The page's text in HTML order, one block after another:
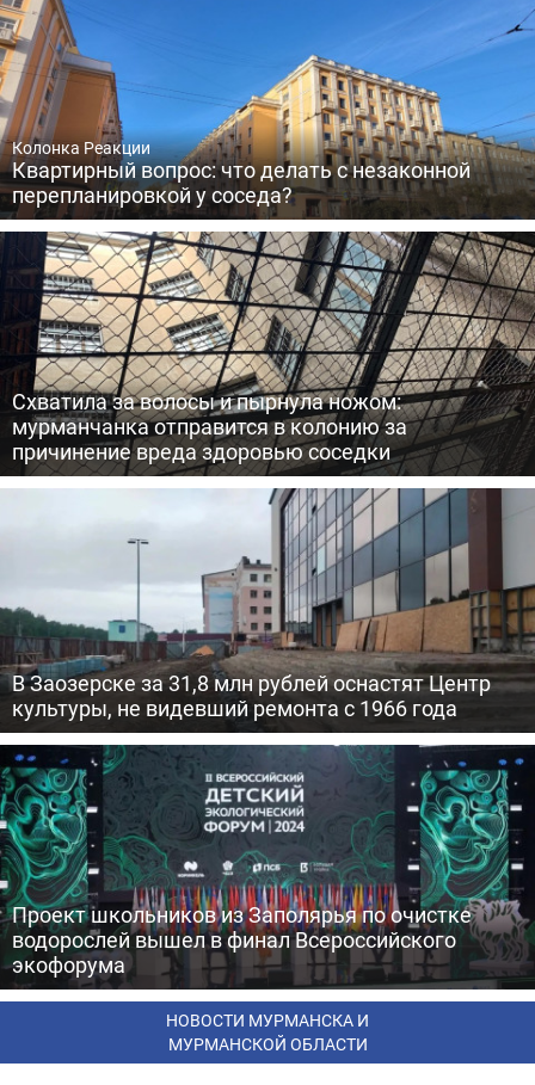
Колонка Реакции
Квартирный вопрос: что делать с незаконной
перепланировкой у соседа?
Схватила за волосы и пырнула ножом:
мурманчанка отправится в колонию за
причинение вреда здоровью соседки
В Заозерске за 31,8 млн рублей оснастят Центр
культуры, не видевший ремонта с 1966 года
Проект школьников из Заполярья по очистке
водорослей вышел в финал Всероссийского
экофорума
НОВОСТИ МУРМАНСКА И
МУРМАНСКОЙ ОБЛАСТИ